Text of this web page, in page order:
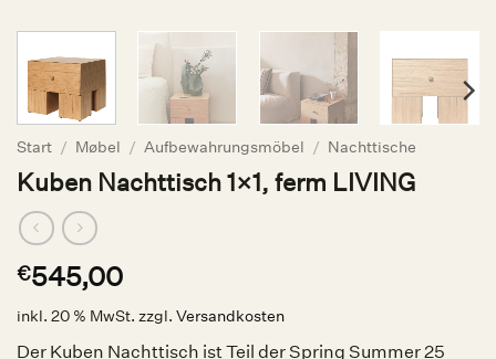
Start / Møbel / Aufbewahrungsmöbel / Nachttische
Kuben Nachttisch 1×1, ferm LIVING
€545,00
inkl. 20 % MwSt. zzgl. Versandkosten
Der Kuben Nachttisch ist Teil der Spring Summer 25